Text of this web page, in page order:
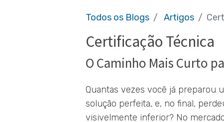
Todos os Blogs Artigos
Certificação Técnica
O Caminho Mais Curto
Quantas vezes você já preparou
solução perfeita, e, no final,
visivelmente inferior? No